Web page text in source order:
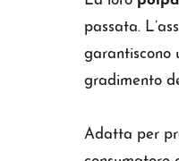
passata.
garantiscono
gradimento
Adatta per